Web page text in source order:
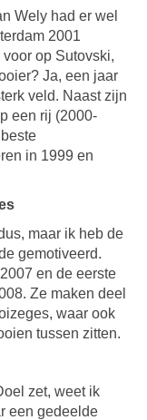
Wely had er wel
2001
op Sutovski,
Ja, een jaar
veld. Naast zijn
een rij (2000-
in 1999 en
maar ik heb de
gemotiveerd.
en de eerste
Ze maken deel
waar ook
tussen zitten.
zet, weet ik
een gedeelde